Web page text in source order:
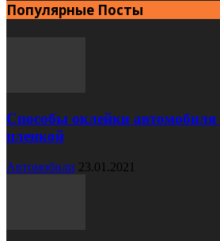
Популярные Посты
Способы оклейки
пленкой
Автомобили 23.01.2021